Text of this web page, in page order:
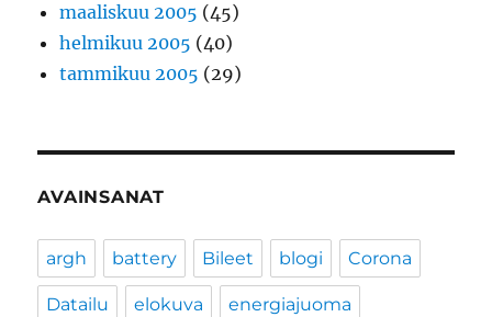
maaliskuu 2005 (45)
helmikuu 2005 (40)
tammikuu 2005 (29)
AVAINSANAT
argh battery Bileet blogi Corona
Datailu elokuva energiajuoma